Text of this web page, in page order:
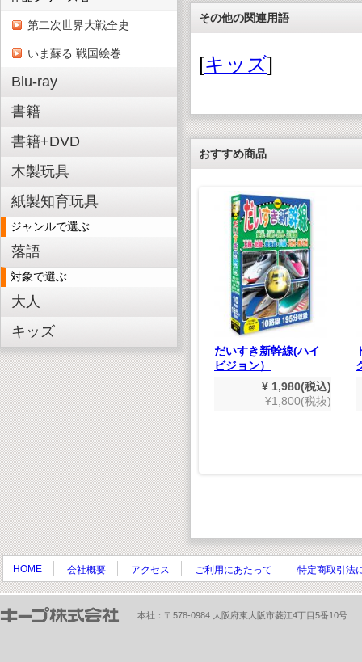
第二次世界大戦全史
いま蘇る 戦国絵巻
Blu-ray
書籍
書籍+DVD
木製玩具
紙製知育玩具
ジャンルで選ぶ
落語
対象で選ぶ
大人
キッズ
その他の関連用語
[キッズ]
おすすめ商品
し(デ
ー版）
税込)
税抜)
トムとジェリー「ベス
ト」
¥ 1,980(税込)
¥1,800(税抜)
だいすき新幹線(ハイ
ビジョン）
¥ 1,980(税込)
¥1,800(税抜)
HOME 会社概要 アクセス ご利用にあたって 特定商取引法
本社：〒578-0984 大阪府東大阪市菱江4丁目5番10号